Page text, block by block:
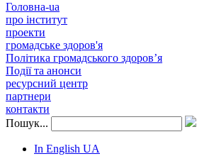
Головна-ua
про інститут
проекти
громадське здоров'я
Політика громадського здоров’я
Події та анонси
ресурсний центр
партнери
контакти
Пошук...
In English UA